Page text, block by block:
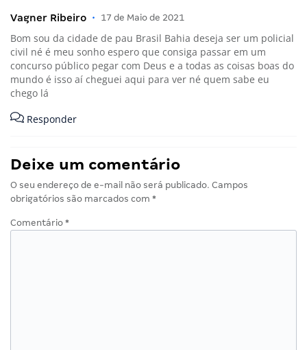
Vagner Ribeiro • 17 de Maio de 2021
Bom sou da cidade de pau Brasil Bahia deseja ser um policial
civil né é meu sonho espero que consiga passar em um
concurso público pegar com Deus e a todas as coisas boas do
mundo é isso aí cheguei aqui para ver né quem sabe eu
chego lá
Responder
Deixe um comentário
O seu endereço de e-mail não será publicado. Campos
obrigatórios são marcados com *
Comentário *